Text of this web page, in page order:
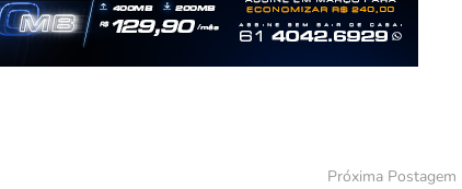
Próxima Postagem